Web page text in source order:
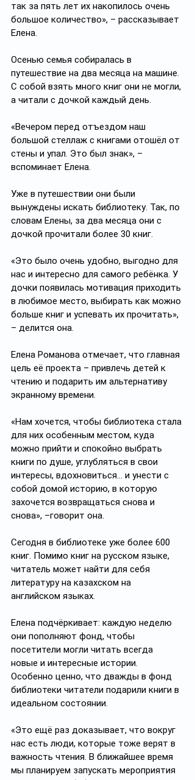
так за пять лет их накопилось очень
большое количество», – рассказывает
Елена.
Осенью семья собиралась в
путешествие на два месяца на машине.
С собой взять много книг они не могли,
а читали с дочкой каждый день.
«Вечером перед отъездом наш
большой стеллаж с книгами отошёл от
стены и упал. Это был знак», –
вспоминает Елена.
Уже в путешествии они были
вынуждены искать библиотеку. Так, по
словам Елены, за два месяца они с
дочкой прочитали более 30 книг.
«Это было очень удобно, выгодно для
нас и интересно для самого ребёнка. У
дочки появилась мотивация приходить
в любимое место, выбирать как можно
больше книг и успевать их прочитать»,
– делится она.
Елена Романова отмечает, что главная
цель её проекта – привлечь детей к
чтению и подарить им альтернативу
экранному времени.
«Нам хочется, чтобы библиотека стала
для них особенным местом, куда
можно прийти и спокойно выбрать
книги по душе, углубляться в свои
интересы, вдохновиться... и унести с
собой домой историю, в которую
захочется возвращаться снова и
снова», –говорит она.
Сегодня в библиотеке уже более 600
книг. Помимо книг на русском языке,
читатель может найти для себя
литературу на казахском на
английском языках.
Елена подчёркивает: каждую неделю
они пополняют фонд, чтобы
посетители могли читать всегда
новые и интересные истории.
Особенно ценно, что дважды в фонд
библиотеки читатели подарили книги в
идеальном состоянии.
«Это ещё раз доказывает, что вокруг
нас есть люди, которые тоже верят в
важность чтения. В ближайшее время
мы планируем запускать мероприятия